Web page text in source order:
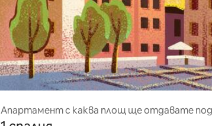
Апартамент с каква площ ще отдавате